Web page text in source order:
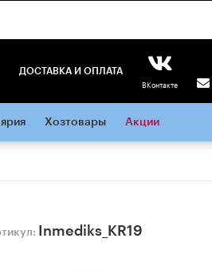
ДОСТАВКА И ОПЛАТА
ВКонтакте
Хозтовары Акции
Inmediks_KR19